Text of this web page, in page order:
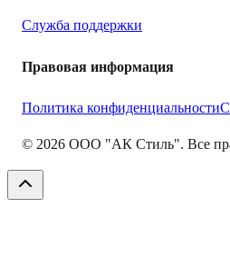
Служба поддержки
Правовая информация
Политика конфиденциальности
© 2026 ООО "АК Стиль". Все